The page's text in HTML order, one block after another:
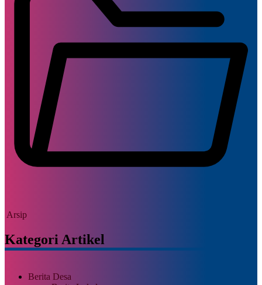
Arsip
Kategori Artikel
Berita Desa